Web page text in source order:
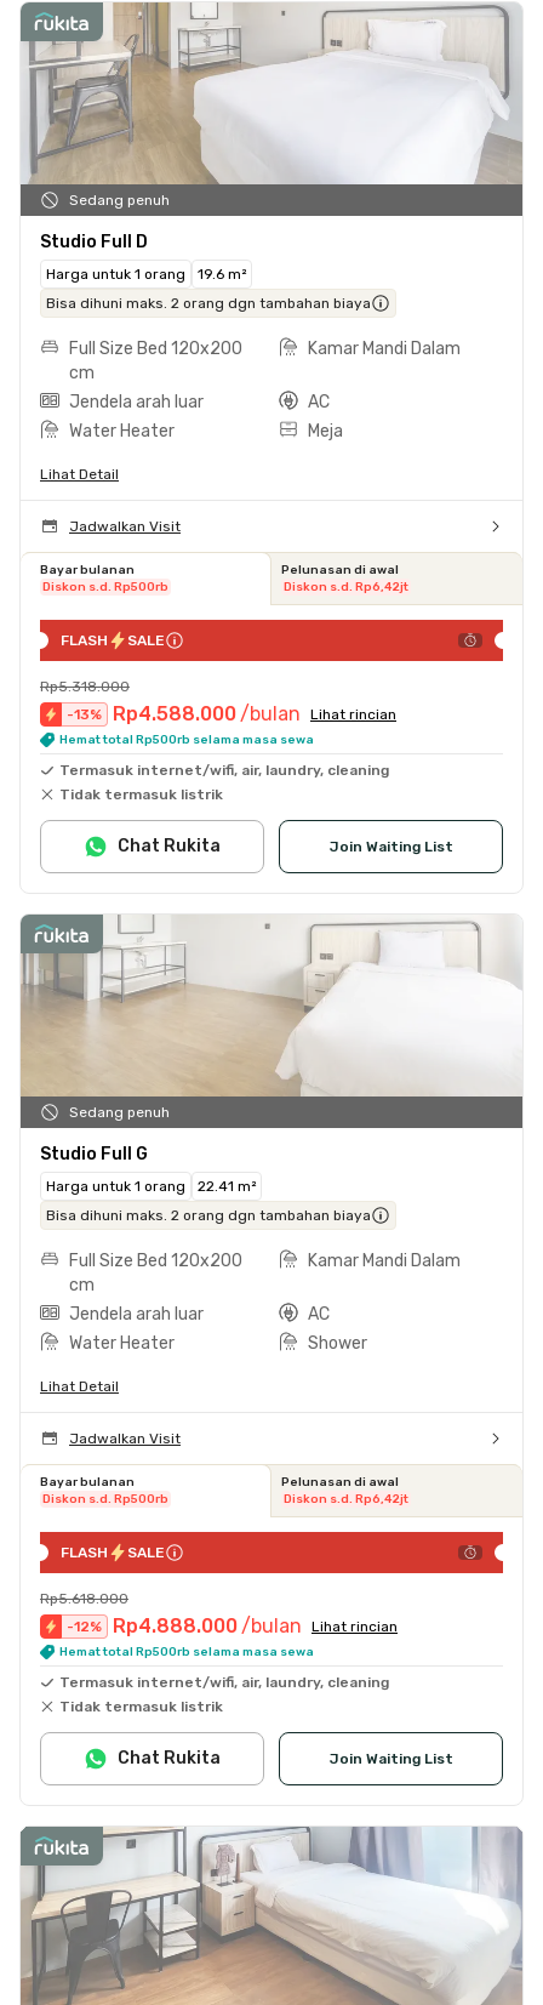
Sedang penuh
Studio Full D
Harga untuk 1 orang
19.6 m²
Bisa dihuni maks. 2 orang dgn tambahan biaya
Full Size Bed 120x200
cm
Kamar Mandi Dalam
Jendela arah luar
AC
Water Heater
Meja
Lihat Detail
Jadwalkan Visit
Bayar bulanan
Diskon s.d. Rp500rb
Pelunasan di awal
Diskon s.d. Rp6,42jt
FLASH SALE
Rp5.318.000
-13% Rp4.588.000 /bulan Lihat rincian
Hemat total Rp500rb selama masa sewa
Termasuk internet/wifi, air, laundry, cleaning
Tidak termasuk listrik
Join Waiting List
Chat Rukita
Sedang penuh
Studio Full G
Harga untuk 1 orang
22.41 m²
Bisa dihuni maks. 2 orang dgn tambahan biaya
Full Size Bed 120x200
cm
Kamar Mandi Dalam
Jendela arah luar
AC
Water Heater
Shower
Lihat Detail
Jadwalkan Visit
Bayar bulanan
Diskon s.d. Rp500rb
Pelunasan di awal
Diskon s.d. Rp6,42jt
FLASH SALE
Rp5.618.000
-12% Rp4.888.000 /bulan Lihat rincian
Hemat total Rp500rb selama masa sewa
Termasuk internet/wifi, air, laundry, cleaning
Tidak termasuk listrik
Join Waiting List
Chat Rukita